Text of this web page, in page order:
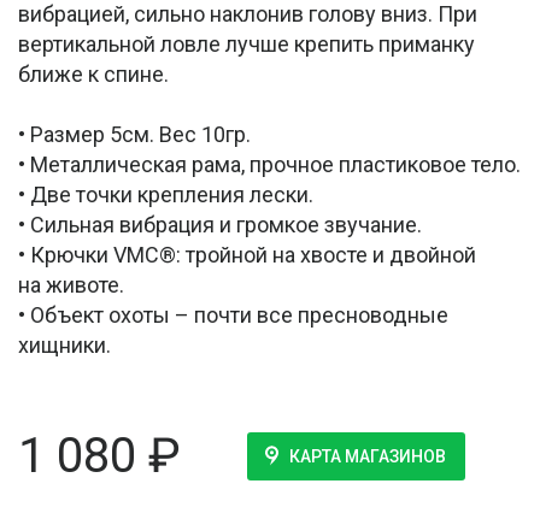
вибрацией, сильно наклонив голову вниз. При
вертикальной ловле лучше крепить приманку
ближе к спине.
• Размер 5см. Вес 10гр.
• Металлическая рама, прочное пластиковое тело.
• Две точки крепления лески.
• Сильная вибрация и громкое звучание.
• Крючки VMC®: тройной на хвосте и двойной
на животе.
• Объект охоты – почти все пресноводные
хищники.
1 080 ₽ КАРТА МАГАЗИНОВ